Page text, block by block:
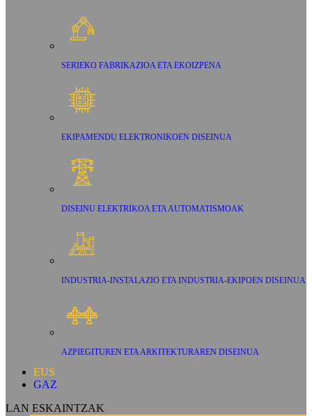
SERIEKO FABRIKAZIOA ETA EKOIZPENA
EKIPAMENDU ELEKTRONIKOEN DISEINUA
DISEINU ELEKTRIKOA ETA AUTOMATISMOAK
INDUSTRIA-INSTALAZIO ETA INDUSTRIA-EKIPOEN DISEINUA
AZPIEGITUREN ETA ARKITEKTURAREN DISEINUA
EUS
GAZ
LAN ESKAINTZAK